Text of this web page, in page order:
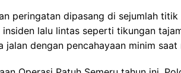
peringatan dipasang di sejumlah
insiden lalu lintas seperti tikungan
jalan dengan pencahayaan minim saat